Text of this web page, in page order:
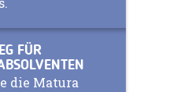
FÜR
die Matura